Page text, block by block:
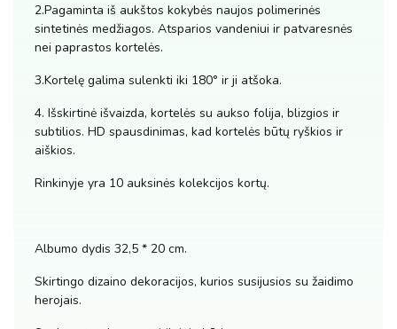
2.Pagaminta iš aukštos kokybės naujos polimerinės
sintetinės medžiagos. Atsparios vandeniui ir patvaresnės
nei paprastos kortelės.
3.Kortelę galima sulenkti iki 180° ir ji atšoka.
4. Išskirtinė išvaizda, kortelės su aukso folija, blizgios ir
subtilios. HD spausdinimas, kad kortelės būtų ryškios ir
aiškios.
Rinkinyje yra 10 auksinės kolekcijos kortų.
Albumo dydis 32,5 * 20 cm.
Skirtingo dizaino dekoracijos, kurios susijusios su žaidimo
herojais.